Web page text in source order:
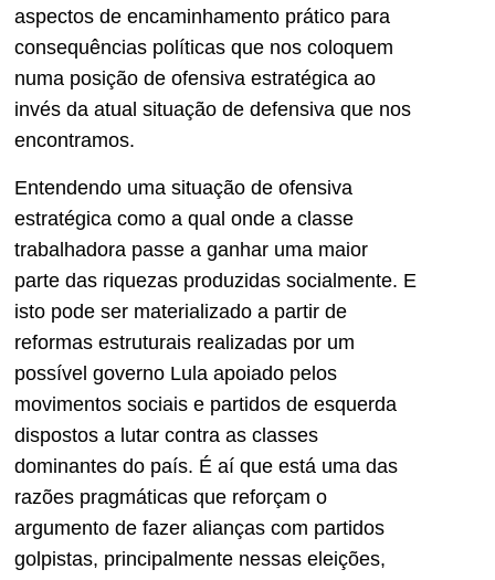
aspectos de encaminhamento prático para
consequências políticas que nos coloquem
numa posição de ofensiva estratégica ao
invés da atual situação de defensiva que nos
encontramos.
Entendendo uma situação de ofensiva
estratégica como a qual onde a classe
trabalhadora passe a ganhar uma maior
parte das riquezas produzidas socialmente. E
isto pode ser materializado a partir de
reformas estruturais realizadas por um
possível governo Lula apoiado pelos
movimentos sociais e partidos de esquerda
dispostos a lutar contra as classes
dominantes do país. É aí que está uma das
razões pragmáticas que reforçam o
argumento de fazer alianças com partidos
golpistas, principalmente nessas eleições,